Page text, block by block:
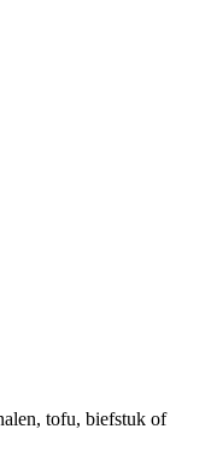
tofu, biefstuk of